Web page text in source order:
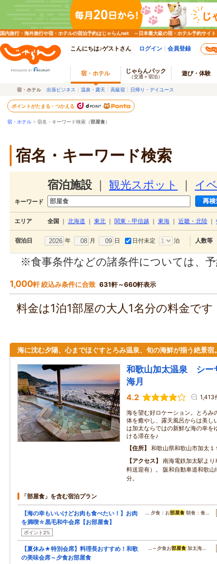
国内旅行・海外旅行や宿・ホテルの宿泊予約はじゃらんnet ～日本最大級の宿・ホテル予約サイト
こんにちは♪ゲストさん ログイン 会員登録
宿・ホテル じゃらんパック
（交通＋宿泊） 遊び・体験
宿・ホテル 出張ビジネス 温泉・露天 高級宿 日帰り・デイユース
ポイントがたまる・つかえる
宿・ホテル > 宿名・キーワード検索（部屋食）
宿名・キーワード検索
宿泊施設 観光スポット イ
キーワード
エリア 全国 北海道 東北 関東・甲信越 東海 近畿・北陸
宿泊日 年 月 日 日付未定 泊 人数等
※食事条件などの諸条件については、
1,000軒 絞込み条件に合致 631軒～660軒表示
料金は1泊1部屋の大人1名分の料金で
海に沈む夕陽、心までほぐすとろみ温泉、旬の海鮮が揃う絶景宿
和歌山加太温泉 シー
海月
4.2 1,413
海を望む好ロケーション。とろみ
体を癒やし、露天風呂からは美し
は加太ならではの新鮮な海の幸を
ける滞在を♪
住所
和歌山県和歌山市加太１
アクセス
南海電鉄加太駅よ
料送迎有）。 阪和自動車道和歌
分。
「部屋食」を含む宿泊プラン
【海の幸もいいけどお肉も食べたい！】お肉
を満喫☆黒毛和牛会席【お部屋食】
ポイント2%
… 夕食：お部屋食 朝食：食…
【夏休み★特別会席】料理長おすすめ！和歌
の美味会席～夕食お部屋食
…～夕食お部屋食 加太海…